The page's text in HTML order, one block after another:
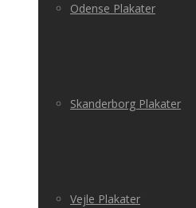
Odense Plakater
Skanderborg Plakater
Vejle Plakater